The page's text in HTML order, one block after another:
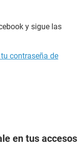
y sigue las
contraseña de
en tus accesos